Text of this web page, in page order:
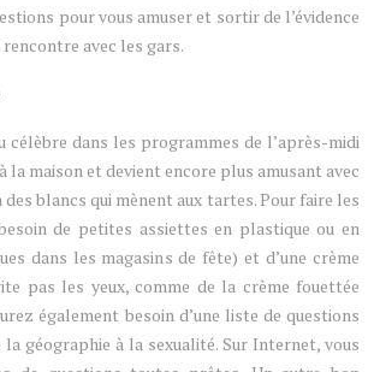
pour vous amuser et sortir de l’évidence
avec les gars.
célèbre dans les programmes de l’après-midi
maison et devient encore plus amusant avec
blancs qui mènent aux tartes. Pour faire les
de petites assiettes en plastique ou en
dans les magasins de fête) et d’une crème
pas les yeux, comme de la crème fouettée
également besoin d’une liste de questions
géographie à la sexualité. Sur Internet, vous